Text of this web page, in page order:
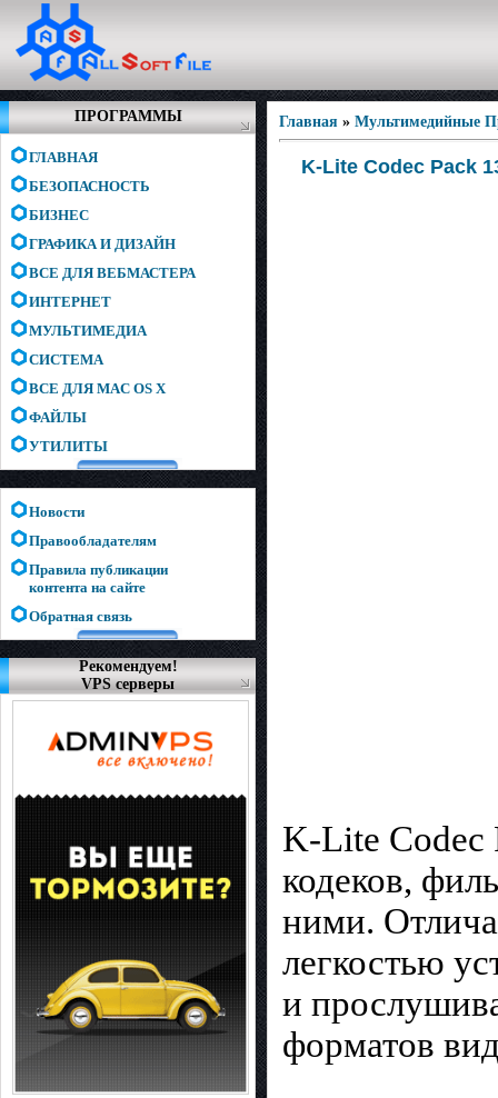
ПРОГРАММЫ
ГЛАВНАЯ
БЕЗОПАСНОСТЬ
БИЗНЕС
ГРАФИКА И ДИЗАЙН
ВСЕ ДЛЯ ВЕБМАСТЕРА
ИНТЕРНЕТ
МУЛЬТИМЕДИА
СИСТЕМА
ВСЕ ДЛЯ MAC OS X
ФАЙЛЫ
УТИЛИТЫ
Новости
Правообладателям
Правила публикации
контента на сайте
Обратная связь
Рекомендуем!
VPS серверы
Главная » Мультимедийные
K-Lite Codec Pack
K-Lite Codec
кодеков,
ними.
легкостью
и
форматов